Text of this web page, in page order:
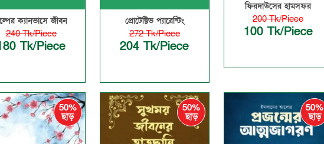
ক্যানভাসে জীবন
240 Tk/Piece
Tk/Piece
প্রোটেক্টিভ প্যারেন্টিং
272 Tk/Piece
204 Tk/Piece
ফিরদাউসের হামসফর
200 Tk/Piece
100 Tk/Piece
50%
ছাড়
50%
ছাড়
50%
ছাড়